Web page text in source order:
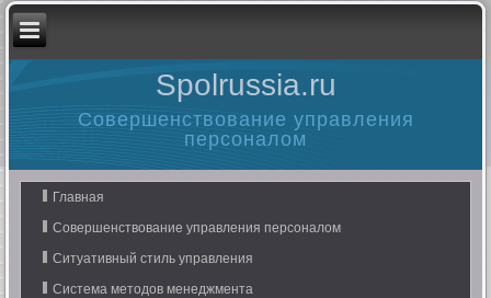
Spolrussia.ru
Совершенствование управления
персоналом
Главная
Совершенствование управления персоналом
Ситуативный стиль управления
Система методов менеджмента